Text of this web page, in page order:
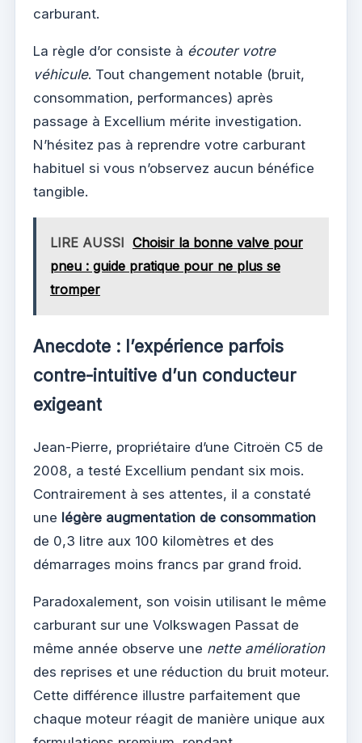
carburant.
La règle d’or consiste à écouter votre
véhicule. Tout changement notable (bruit,
consommation, performances) après
passage à Excellium mérite investigation.
N’hésitez pas à reprendre votre carburant
habituel si vous n’observez aucun bénéfice
tangible.
LIRE AUSSI Choisir la bonne valve pour
pneu : guide pratique pour ne plus se
tromper
Anecdote : l’expérience parfois
contre-intuitive d’un conducteur
exigeant
Jean-Pierre, propriétaire d’une Citroën C5 de
2008, a testé Excellium pendant six mois.
Contrairement à ses attentes, il a constaté
une légère augmentation de consommation
de 0,3 litre aux 100 kilomètres et des
démarrages moins francs par grand froid.
Paradoxalement, son voisin utilisant le même
carburant sur une Volkswagen Passat de
même année observe une nette amélioration
des reprises et une réduction du bruit moteur.
Cette différence illustre parfaitement que
chaque moteur réagit de manière unique aux